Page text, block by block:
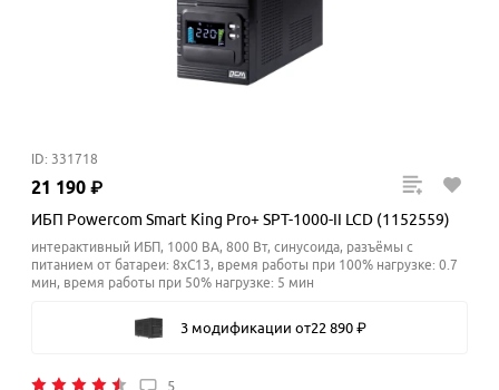
ID: 331718
21 190 ₽
ИБП Powercom Smart King Pro+ SPT-1000-II LCD (1152559)
интерактивный ИБП, 1000 ВА, 800 Вт, синусоида, разъёмы с
питанием от батареи: 8xC13, время работы при 100% нагрузке: 0.7
мин, время работы при 50% нагрузке: 5 мин
3 модификации от22 890 ₽
5